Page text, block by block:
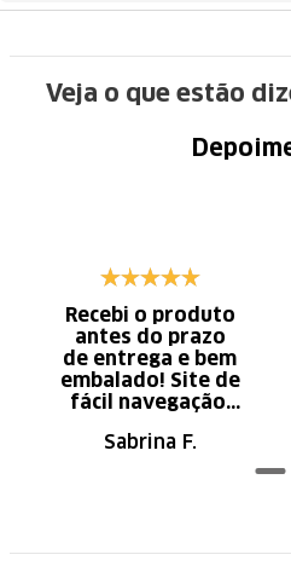
Veja o que estão
Recebi o produto
antes do prazo
de entrega e bem
embalado! Site de
fácil navegação.
Sabrina F.